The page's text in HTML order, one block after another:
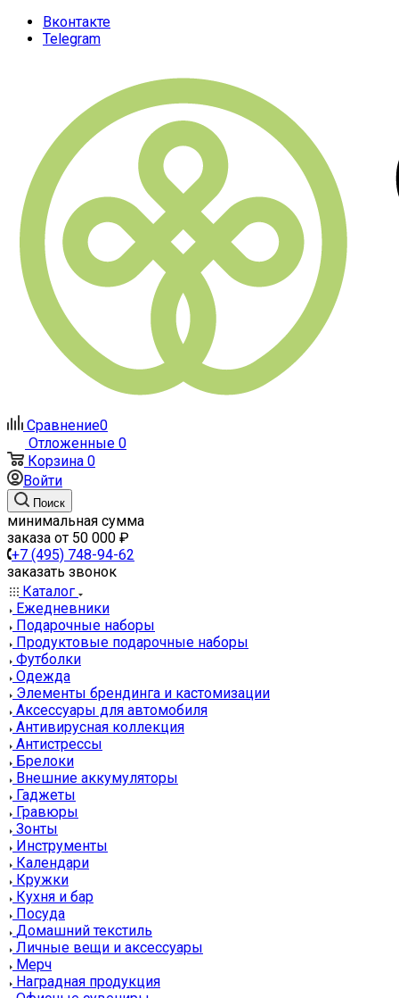
Вконтакте
Telegram
Сравнение0
Отложенные 0
Корзина 0
Войти
Поиск
минимальная сумма
заказа от 50 000 ₽
+7 (495) 748-94-62
заказать звонок
Каталог
Ежедневники
Подарочные наборы
Продуктовые подарочные наборы
Футболки
Одежда
Элементы брендинга и кастомизации
Аксессуары для автомобиля
Антивирусная коллекция
Антистрессы
Брелоки
Внешние аккумуляторы
Гаджеты
Гравюры
Зонты
Инструменты
Календари
Кружки
Кухня и бар
Посуда
Домашний текстиль
Личные вещи и аксессуары
Мерч
Наградная продукция